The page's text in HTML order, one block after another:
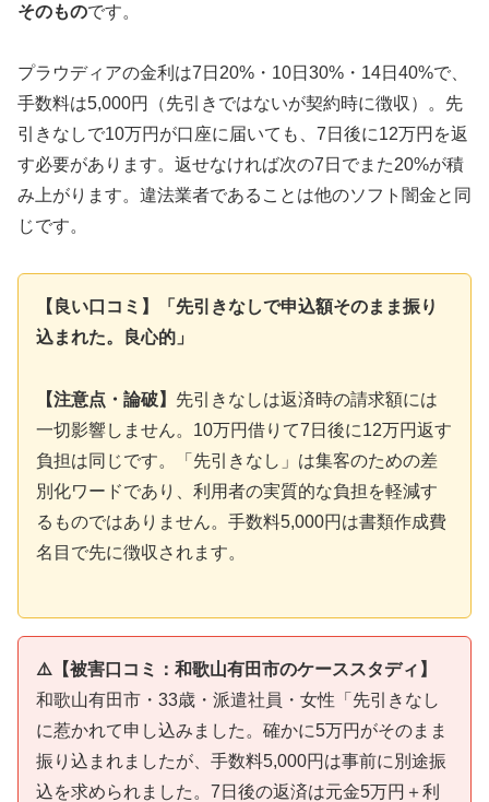
そのものです。
プラウディアの金利は7日20%・10日30%・14日40%で、
手数料は5,000円（先引きではないが契約時に徴収）。先
引きなしで10万円が口座に届いても、7日後に12万円を返
す必要があります。返せなければ次の7日でまた20%が積
み上がります。違法業者であることは他のソフト闇金と同
じです。
【良い口コミ】「先引きなしで申込額そのまま振り
込まれた。良心的」
【注意点・論破】 先引きなしは返済時の請求額には
一切影響しません。10万円借りて7日後に12万円返す
負担は同じです。「先引きなし」は集客のための差
別化ワードであり、利用者の実質的な負担を軽減す
るものではありません。手数料5,000円は書類作成費
名目で先に徴収されます。
⚠️【被害口コミ：和歌山有田市のケーススタディ】
和歌山有田市・33歳・派遣社員・女性「先引きなし
に惹かれて申し込みました。確かに5万円がそのまま
振り込まれましたが、手数料5,000円は事前に別途振
込を求められました。7日後の返済は元金5万円＋利